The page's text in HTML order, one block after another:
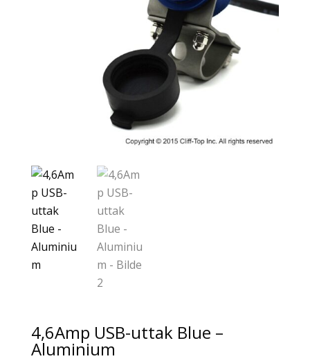
4,6Amp USB-uttak Blue –
Aluminium